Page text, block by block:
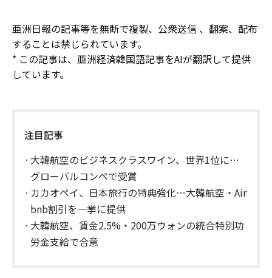
亜洲日報の記事等を無断で複製、公衆送信 、翻案、配布
することは禁じられています。
* この記事は、亜洲経済韓国語記事をAIが翻訳して提供
しています。
注目記事
大韓航空のビジネスクラスワイン、世界1位に…
グローバルコンペで受賞
カカオペイ、日本旅行の特典強化…大韓航空・Air
bnb割引を一挙に提供
大韓航空、賃金2.5%・200万ウォンの統合特別功
労金支給で合意